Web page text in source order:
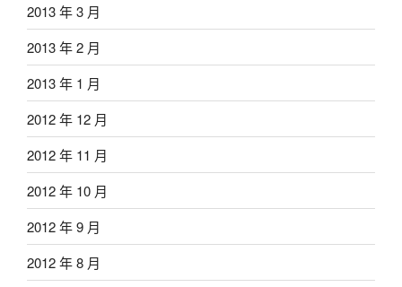
2013 年 3 月
2013 年 2 月
2013 年 1 月
2012 年 12 月
2012 年 11 月
2012 年 10 月
2012 年 9 月
2012 年 8 月